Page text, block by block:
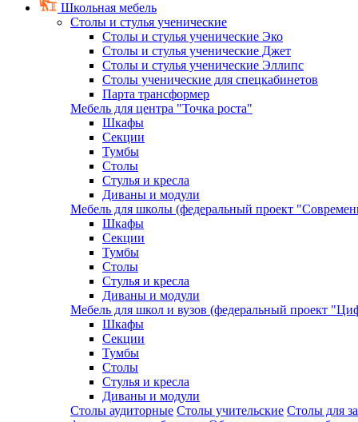
Школьная мебель
Столы и стулья ученические
Столы и стулья ученические Эко
Столы и стулья ученические Джет
Столы и стулья ученические Эллипс
Столы ученические для спецкабинетов
Парта трансформер
Мебель для центра "Точка роста"
Шкафы
Секции
Тумбы
Столы
Стулья и кресла
Диваны и модули
Мебель для школы (федеральный проект
Шкафы
Секции
Тумбы
Столы
Стулья и кресла
Диваны и модули
Мебель для школ и вузов (федеральный проект
Шкафы
Секции
Тумбы
Столы
Стулья и кресла
Диваны и модули
Столы аудиторные Столы учительские Столы для